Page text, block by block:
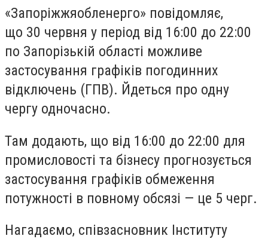
«Запоріжжяобленерго» повідомляє,
що 30 червня у період від 16:00 до 22:00
по Запорізькій області можливе
застосування графіків погодинних
відключень (ГПВ). Йдеться про одну
чергу одночасно.
Там додають, що від 16:00 до 22:00 для
промисловості та бізнесу прогнозується
застосування графіків обмеження
потужності в повному обсязі — це 5 черг.
Нагадаємо, співзасновник Інституту